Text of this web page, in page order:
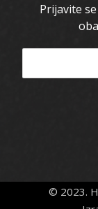
Prijavite
© 2023.